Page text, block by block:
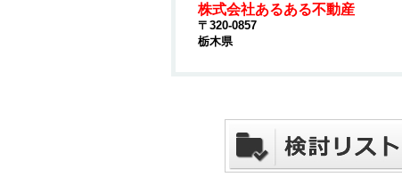
株式会社あるある不動産
〒320-0857
栃木県